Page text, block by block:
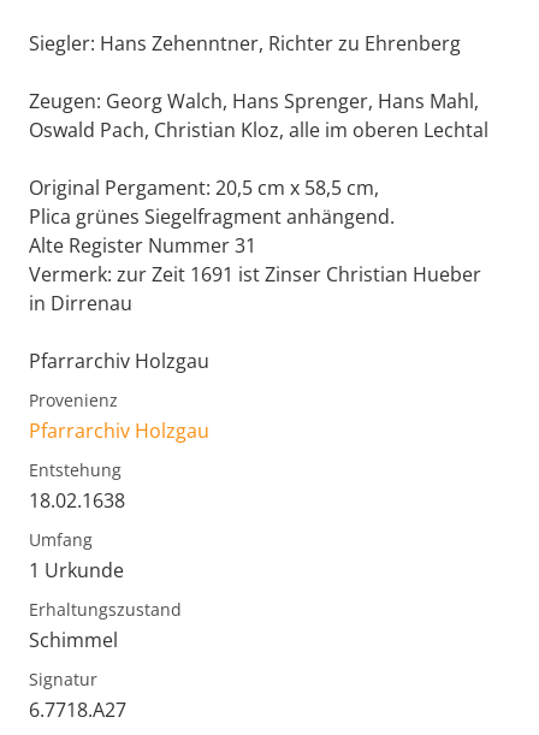
Siegler: Hans Zehenntner, Richter zu Ehrenberg
Zeugen: Georg Walch, Hans Sprenger, Hans Mahl,
Oswald Pach, Christian Kloz, alle im oberen Lechtal
Original Pergament: 20,5 cm x 58,5 cm,
Plica grünes Siegelfragment anhängend.
Alte Register Nummer 31
Vermerk: zur Zeit 1691 ist Zinser Christian Hueber
in Dirrenau
Pfarrarchiv Holzgau
Provenienz
Pfarrarchiv Holzgau
Entstehung
18.02.1638
Umfang
1 Urkunde
Erhaltungszustand
Schimmel
Signatur
6.7718.A27